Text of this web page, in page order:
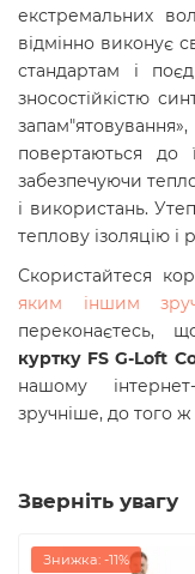
екстремальних
відмінно виконує
стандартам і
зносостійкістю
повертаються до
забезпечуючи
і використань.
теплову ізоляцію і
Скористайтеся
яким іншим
переконаєтесь,
куртку FS G-Loft
нашому
зручніше, до того
Зверніть увагу
Знижка: -11%